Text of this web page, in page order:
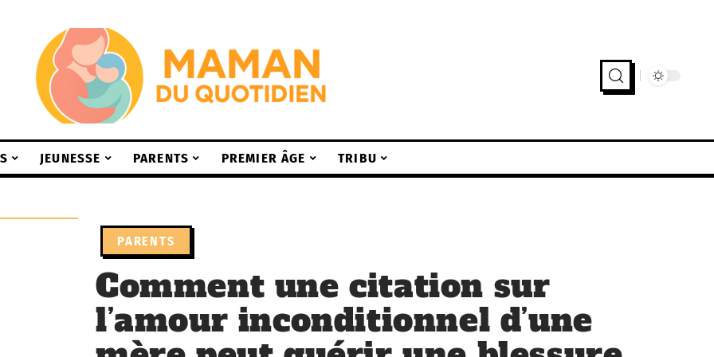
JEUNESSE PARENTS PREMIER ÂGE TRIBU
PARENTS
Comment une citation sur
l’amour inconditionnel d’une